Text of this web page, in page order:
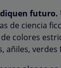
futuro.
de ciencia
colores
añiles,